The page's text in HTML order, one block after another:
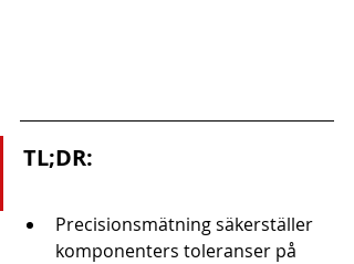
TL;DR:
Precisionsmätning säkerställer
komponenters toleranser på